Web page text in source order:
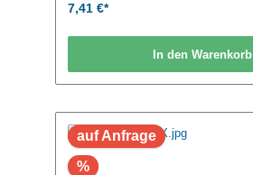
7,41 €*
In den Warenkorb
auf Anfrage
%